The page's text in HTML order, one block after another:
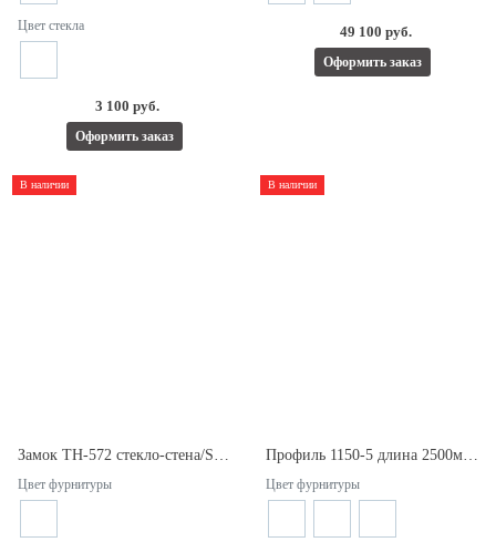
Цвет стекла
3 100 руб.
Оформить заказ
49 100 руб.
Оформить заказ
В наличии
Цвет фурнитуры
В наличии
Цвет фурнитуры